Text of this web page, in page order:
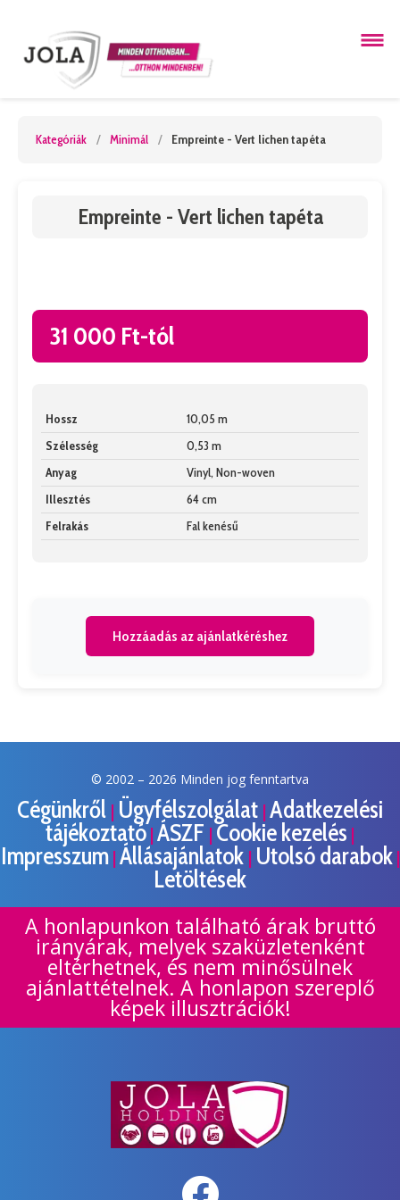
Kategóriák / Minimál / Empreinte - Vert lichen tapéta
Empreinte - Vert lichen tapéta
31 000 Ft-tól
Hossz
10,05 m
Szélesség
0,53 m
Anyag
Vinyl, Non-woven
Illesztés
64 cm
Felrakás
Fal kenésű
Hozzáadás az ajánlatkéréshez
© 2002 – 2026 Minden jog fenntartva
Cégünkről | Ügyfélszolgálat | Adatkezelési
tájékoztató | ÁSZF | Cookie kezelés |
Impresszum| Állásajánlatok | Utolsó darabok|
Letöltések
A honlapunkon található árak bruttó
irányárak, melyek szaküzletenként
eltérhetnek, és nem minősülnek
ajánlattételnek. A honlapon szereplő
képek illusztrációk!